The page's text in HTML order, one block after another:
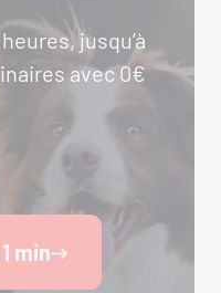
jusqu’à
avec 0€
min